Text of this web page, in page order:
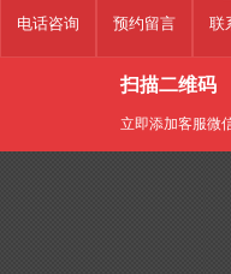
电话咨询 预约留言 联
扫描二维码
立即添加客服微